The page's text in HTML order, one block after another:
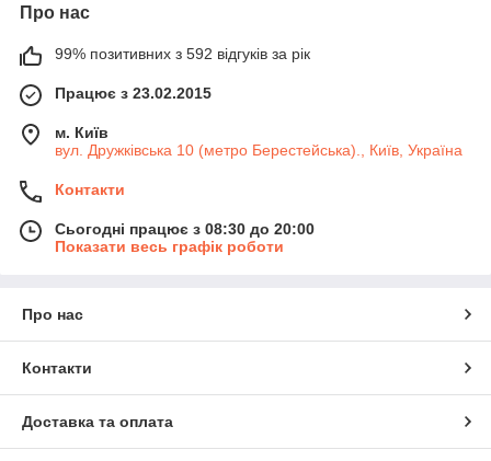
Про нас
99% позитивних з 592 відгуків за рік
Працює з 23.02.2015
м. Київ
вул. Дружківська 10 (метро Берестейська)., Київ, Україна
Контакти
Сьогодні працює з 08:30 до 20:00
Показати весь графік роботи
Про нас
Контакти
Доставка та оплата